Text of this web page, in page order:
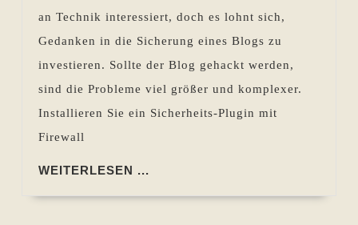
an Technik interessiert, doch es lohnt sich,
Gedanken in die Sicherung eines Blogs zu
investieren. Sollte der Blog gehackt werden,
sind die Probleme viel größer und komplexer.
Installieren Sie ein Sicherheits-Plugin mit
Firewall
WEITERLESEN ...